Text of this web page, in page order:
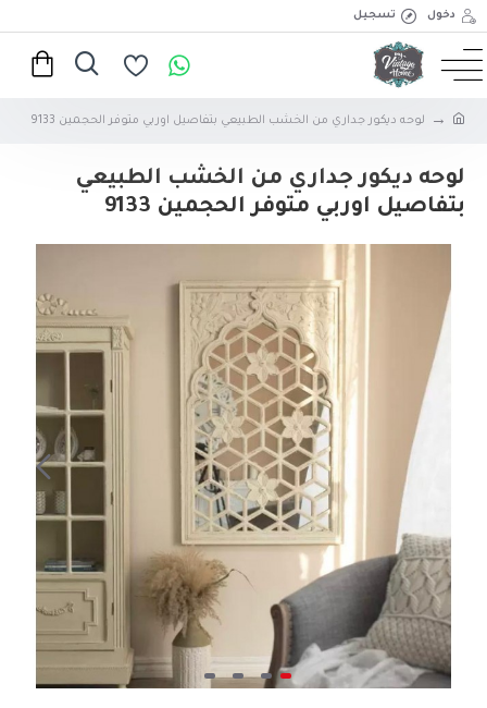
دخول تسجيل
لوحه ديكور جداري من الخشب الطبيعي بتفاصيل اوربي متوفر الحجمين 9133
لوحه ديكور جداري من الخشب الطبيعي
بتفاصيل اوربي متوفر الحجمين 9133